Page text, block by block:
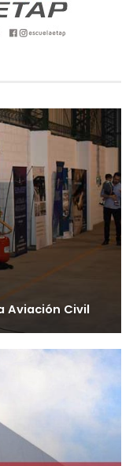
Aviación Civil